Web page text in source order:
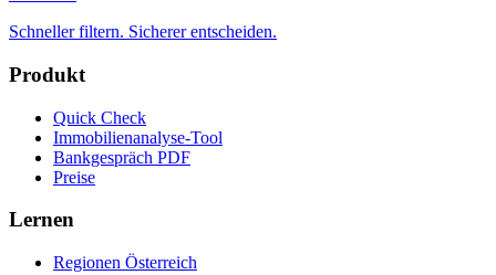
Schneller filtern. Sicherer entscheiden.
Produkt
Quick Check
Immobilienanalyse-Tool
Bankgespräch PDF
Preise
Lernen
Regionen Österreich